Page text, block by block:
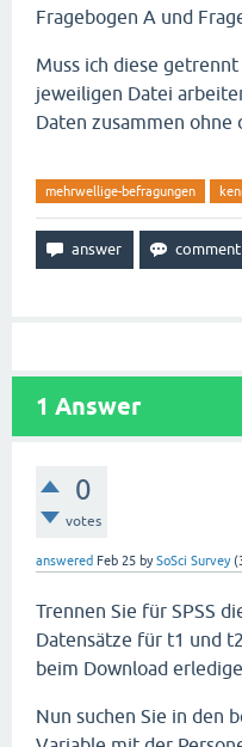
Fragebogen A und
Muss ich diese
jeweiligen Datei
Daten zusammen ohne
mehrwellige-befragungen
1 Answer
0
votes
answered Feb 25 bySoSci Survey (
Trennen Sie für SPSS
Datensätze für t1 und
beim Download
Nun suchen Sie in den